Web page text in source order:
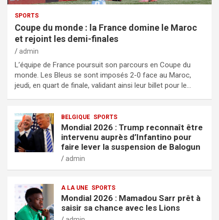
SPORTS
Coupe du monde : la France domine le Maroc
et rejoint les demi-finales
admin
L’équipe de France poursuit son parcours en Coupe du
monde. Les Bleus se sont imposés 2-0 face au Maroc,
jeudi, en quart de finale, validant ainsi leur billet pour le…
BELGIQUE SPORTS
Mondial 2026 : Trump reconnaît être
intervenu auprès d’Infantino pour
faire lever la suspension de Balogun
admin
A LA UNE SPORTS
Mondial 2026 : Mamadou Sarr prêt à
saisir sa chance avec les Lions